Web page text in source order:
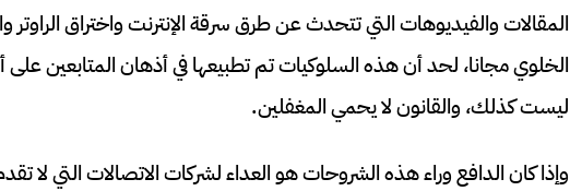
المقالات والفيديوهات التي تتحدث عن طرق سرقة الإنترنت واختراق الراوتر
الخلوي مجانا، لحد أن هذه السلوكيات تم تطبيعها في أذهان المتابعين
ليست كذلك، والقانون لا يحمي المغفلين.
وإذا كان الدافع وراء هذه الشروحات هو العداء لشركات الاتصالات التي لا